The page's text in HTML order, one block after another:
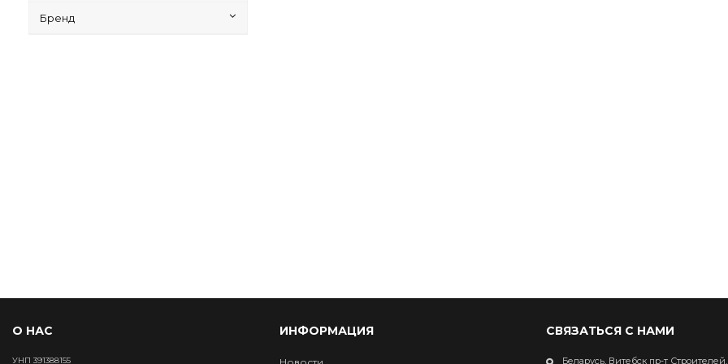
Бренд
О НАС
УНП 391388155
ИНФОРМАЦИЯ СВЯЗАТЬСЯ С НАМИ
Беларусь, Витебск пр-т